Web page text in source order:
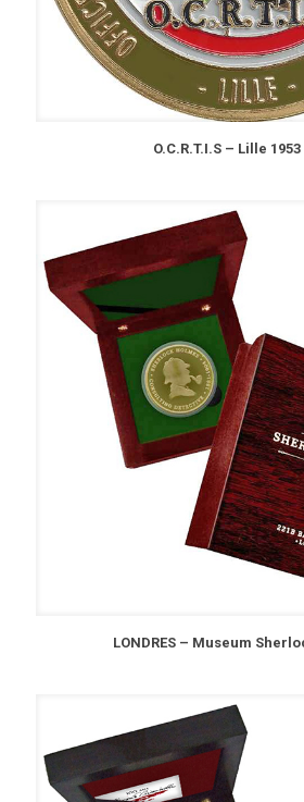
O.C.R.T.I.S – Lille 1953
LONDRES – Museum